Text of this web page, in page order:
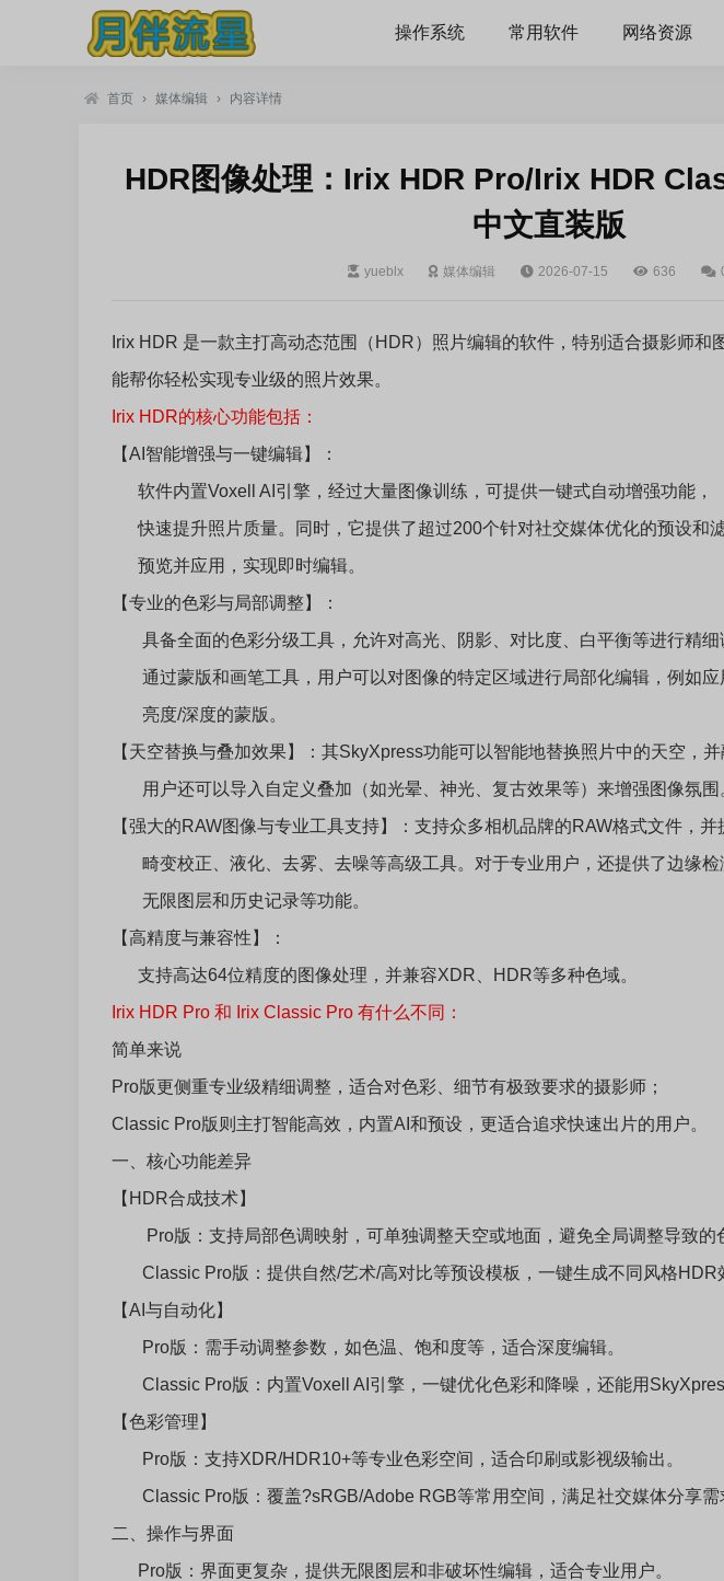
操作系统 常用软件 网络资源
首页 › 媒体编辑 › 内容详情
HDR图像处理：Irix HDR Pro/Irix HDR
中文直装版
yueblx 媒体编辑 2026-07-15 636
Irix HDR 是一款主打高动态范围（HDR）照片编辑的软件，特别适合摄影师和
能帮你轻松实现专业级的照片效果。
Irix HDR的核心功能包括：
【AI智能增强与一键编辑】：
软件内置Voxell AI引擎，经过大量图像训练，可提供一键式自动增强功能，
快速提升照片质量。同时，它提供了超过200个针对社交媒体优化的预设和
预览并应用，实现即时编辑。
【专业的色彩与局部调整】：
具备全面的色彩分级工具，允许对高光、阴影、对比度、白平衡等进行精细
通过蒙版和画笔工具，用户可以对图像的特定区域进行局部化编辑，例如应
亮度/深度的蒙版。
【天空替换与叠加效果】：其SkyXpress功能可以智能地替换照片中的天空，并
用户还可以导入自定义叠加（如光晕、神光、复古效果等）来增强图像氛围
【强大的RAW图像与专业工具支持】：支持众多相机品牌的RAW格式文件，
畸变校正、液化、去雾、去噪等高级工具。对于专业用户，还提供了边缘检
无限图层和历史记录等功能。
【高精度与兼容性】：
支持高达64位精度的图像处理，并兼容XDR、HDR等多种色域。
Irix HDR Pro 和 Irix Classic Pro 有什么不同：
‌简单来说‌
‌Pro版‌更侧重‌专业级精细调整‌，适合对色彩、细节有极致要求的摄影师；
‌Classic Pro版‌则主打‌智能高效‌，内置AI和预设，更适合追求快速出片的用户。
一、核心功能差异
【HDR合成技术】
Pro版：支持局部色调映射，可单独调整天空或地面，避免全局调整导致的
Classic Pro版：提供自然/艺术/高对比等预设模板，一键生成不同风格HDR
【AI与自动化】
Pro版：需手动调整参数，如色温、饱和度等，适合深度编辑。
Classic Pro版：内置Voxell AI引擎，一键优化色彩和降噪，还能用
【色彩管理】
Pro版：支持XDR/HDR10+等专业色彩空间，适合印刷或影视级输出。
Classic Pro版：覆盖?sRGB/Adobe RGB等常用空间，满足社交媒体分享需
二、操作与界面
Pro版：界面更复杂，提供无限图层和非破坏性编辑，适合专业用户。